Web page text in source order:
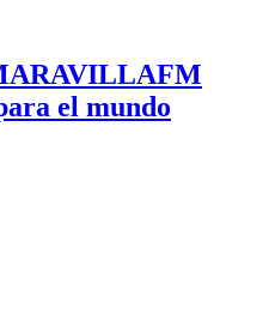
el mundo